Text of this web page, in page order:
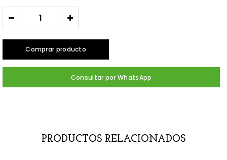
- +
Comprar producto
Consultar por WhatsApp
PRODUCTOS RELACIONADOS